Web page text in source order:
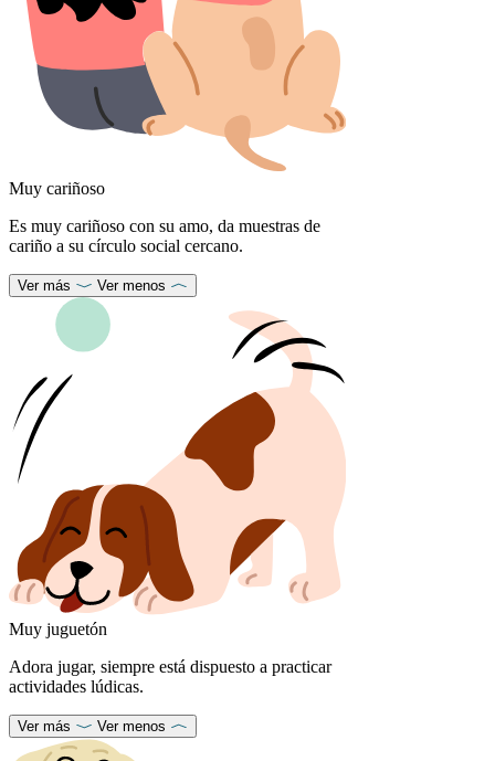
Muy cariñoso
Es muy cariñoso con su amo, da muestras de
cariño a su círculo social cercano.
Ver más Ver menos
Muy juguetón
Adora jugar, siempre está dispuesto a practicar
actividades lúdicas.
Ver más Ver menos